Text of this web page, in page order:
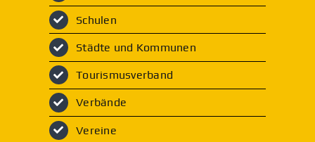
Schulen
Städte und Kommunen
Tourismusverband
Verbände
Vereine